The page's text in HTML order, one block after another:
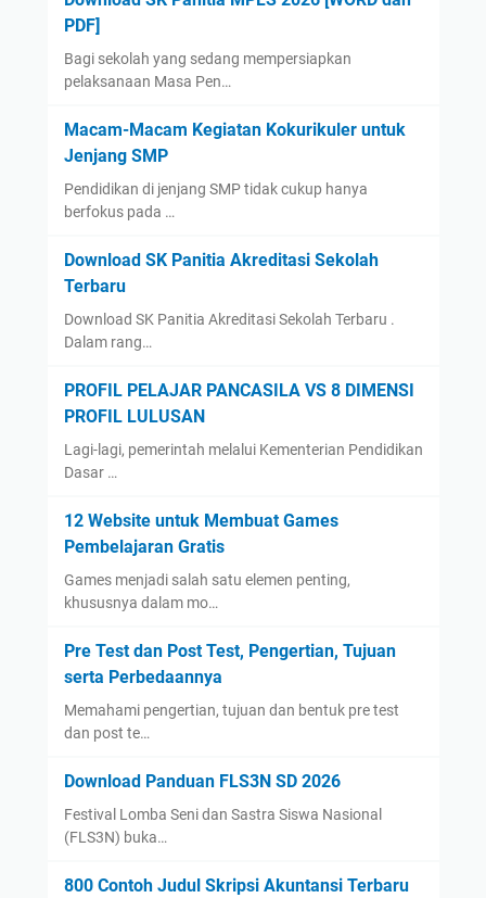
PDF]
Bagi sekolah yang sedang mempersiapkan
pelaksanaan Masa Pen…
Macam-Macam Kegiatan Kokurikuler untuk
Jenjang SMP
Pendidikan di jenjang SMP tidak cukup hanya
berfokus pada …
Download SK Panitia Akreditasi Sekolah
Terbaru
Download SK Panitia Akreditasi Sekolah Terbaru .
Dalam rang…
PROFIL PELAJAR PANCASILA VS 8 DIMENSI
PROFIL LULUSAN
Lagi-lagi, pemerintah melalui Kementerian Pendidikan
Dasar …
12 Website untuk Membuat Games
Pembelajaran Gratis
Games menjadi salah satu elemen penting,
khususnya dalam mo…
Pre Test dan Post Test, Pengertian, Tujuan
serta Perbedaannya
Memahami pengertian, tujuan dan bentuk pre test
dan post te…
Download Panduan FLS3N SD 2026
Festival Lomba Seni dan Sastra Siswa Nasional
(FLS3N) buka…
800 Contoh Judul Skripsi Akuntansi Terbaru